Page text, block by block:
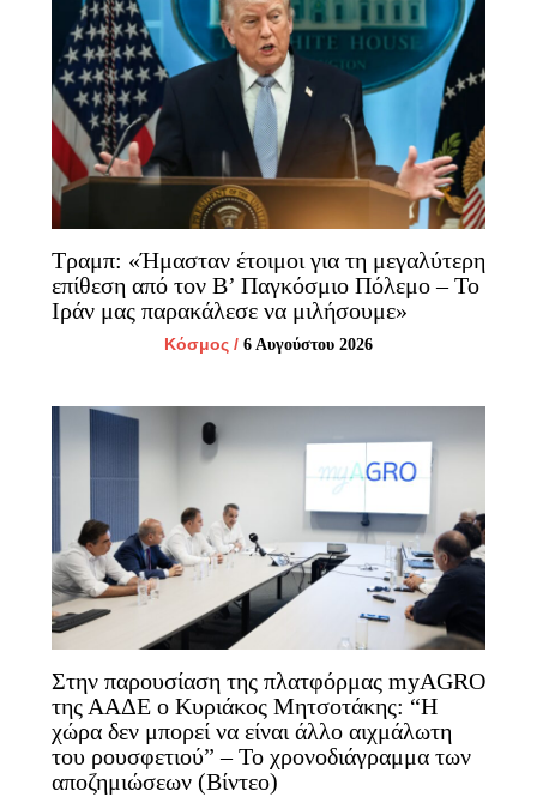
Τραμπ: «Ήμασταν έτοιμοι για τη μεγαλύτερη
επίθεση από τον Β’ Παγκόσμιο Πόλεμο – Το
Ιράν μας παρακάλεσε να μιλήσουμε»
Κόσμος / 6 Αυγούστου 2026
Στην παρουσίαση της πλατφόρμας myAGRO
της ΑΑΔΕ ο Κυριάκος Μητσοτάκης: “Η
χώρα δεν μπορεί να είναι άλλο αιχμάλωτη
του ρουσφετιού” – Το χρονοδιάγραμμα των
αποζημιώσεων (Βίντεο)